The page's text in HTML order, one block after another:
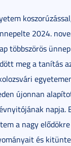
2024.
többszörös
meg a tanítás
újonnan
napja.
a nagy
és